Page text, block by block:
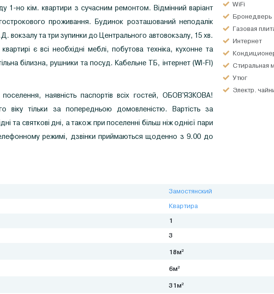
1-но кім. квартири з сучасним ремонтом. Відмінний варіант
проживання. Будинок розташований неподалік
вокзалу та три зупинки до Центрального автовокзалу, 15 хв.
є всі необхідні меблі, побутова техніка, кухонне та
білизна, рушники та посуд. Кабельне ТБ, інтернет (WI-FI)
наявність паспортів всіх гостей, ОБОВ'ЯЗКОВА!
віку тільки за попередньою домовленістю. Вартість за
та святкові дні, а також при поселенні більш ніж однієї пари
режимі, дзвінки приймаються щоденно з 9.00 до
WiFi
Бронедверь
Газовая
Интернет
Стиральная
Утюг
Электр.
Замостянский
Квартира
1
3
18м2
6м2
31м2